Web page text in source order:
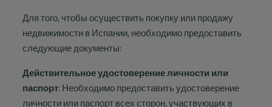
АРЕНДА
О Нас
Videos
Для того, чтобы осуществить покупку или продажу
недвижимости в Испании, необходимо предоставить
следующие документы:
Действительное удостоверение личности или
паспорт: Необходимо предоставить удостоверение
личности или паспорт всех сторон, участвующих в